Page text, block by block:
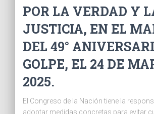
POR LA VERDAD Y
JUSTICIA, EN EL
DEL 49°
GOLPE, EL 24 DE
2025.
El Congreso de la Nación tiene la
adoptar medidas concretas para evitar